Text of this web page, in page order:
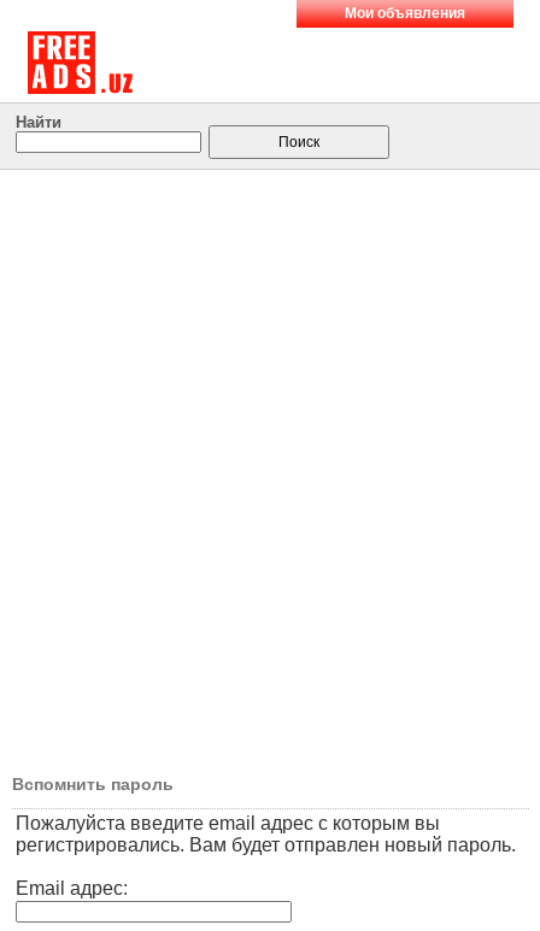
Мои объявления
Найти
Вспомнить пароль
Пожалуйста введите email адрес с которым вы
регистрировались. Вам будет отправлен новый пароль.
Email адрес: